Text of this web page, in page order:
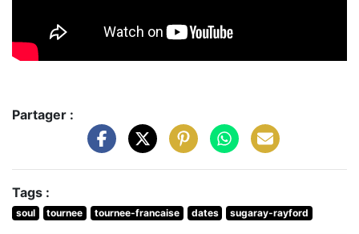
Partager :
Tags :
soul tournee tournee-francaise dates sugaray-rayford